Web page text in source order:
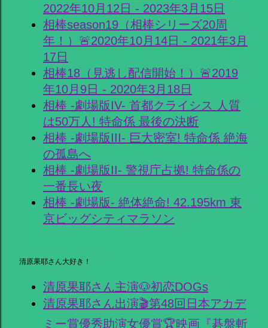
2022年10月12日 - 2023年3月15日
相棒season19（相棒シリーズ20周
年！）🚨2020年10月14日 - 2021年3月
17日
相棒18（見逃し配信開始！）🚨2019
年10月9日 - 2020年3月18日
相棒 -劇場版IV- 首都クライシス 人質
は50万人! 特命係 最後の決断
相棒 -劇場版III- 巨大密室! 特命係 絶海
の孤島へ
相棒 -劇場版II- 警視庁占拠! 特命係の
一番長い夜
相棒 -劇場版- 絶体絶命! 42.195km 東
京ビッグシティマラソン
清原果耶さん大好き！
清原果耶さん主演🐶初恋DOGs
清原果耶さん出演🎬第48回日本アカデ
ミー賞優秀助演女優賞🏆映画『碁盤斬